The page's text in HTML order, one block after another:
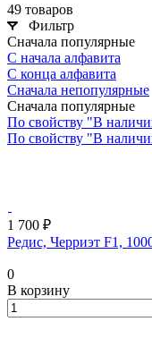
49 товаров
Фильтр
Сначала популярные
С начала алфавита
С конца алфавита
Сначала непопулярные
Сначала популярные
По свойству "В
По свойству "В
1 700 ₽
Редис, Черриэт F1,
0
В корзину